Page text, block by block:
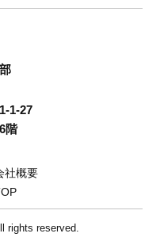
1-27
階
社概要
rights reserved.